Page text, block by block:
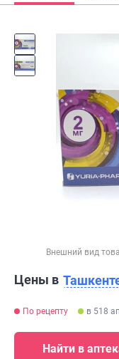
Внешний вид
Цены в
По рецепту в 518
Найти в